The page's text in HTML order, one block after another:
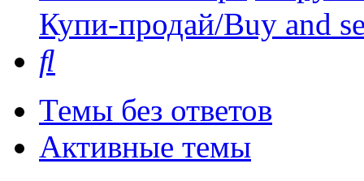
Купи-продай/Buy and
Темы без ответов
Активные темы